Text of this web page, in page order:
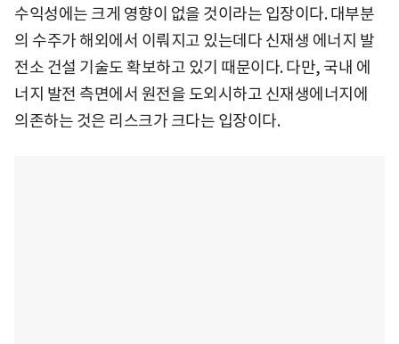
수익성에는 크게 영향이 없을 것이라는 입장이다. 대부분
의 수주가 해외에서 이뤄지고 있는데다 신재생 에너지 발
전소 건설 기술도 확보하고 있기 때문이다. 다만, 국내 에
너지 발전 측면에서 원전을 도외시하고 신재생에너지에
의존하는 것은 리스크가 크다는 입장이다.